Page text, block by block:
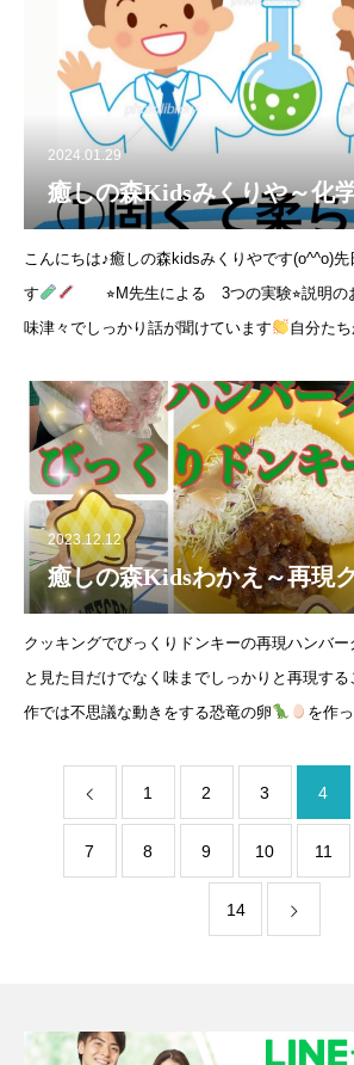
2024.01.29
癒しの森Kidsみくりや～化
こんにちは♪癒しの森kidsみくりやです(o^^o)
す
⭐︎M先生による 3つの実験⭐︎説明の
味津々でしっかり話が聞けています
自分た
2023.12.12
癒しの森Kidsわかえ～再現
クッキングでびっくりドンキーの再現ハンバー
と見た目だけでなく味までしっかりと再現す
作では不思議な動きをする恐竜の卵
を作
1 2 3 4
7 8 9 10 11
14